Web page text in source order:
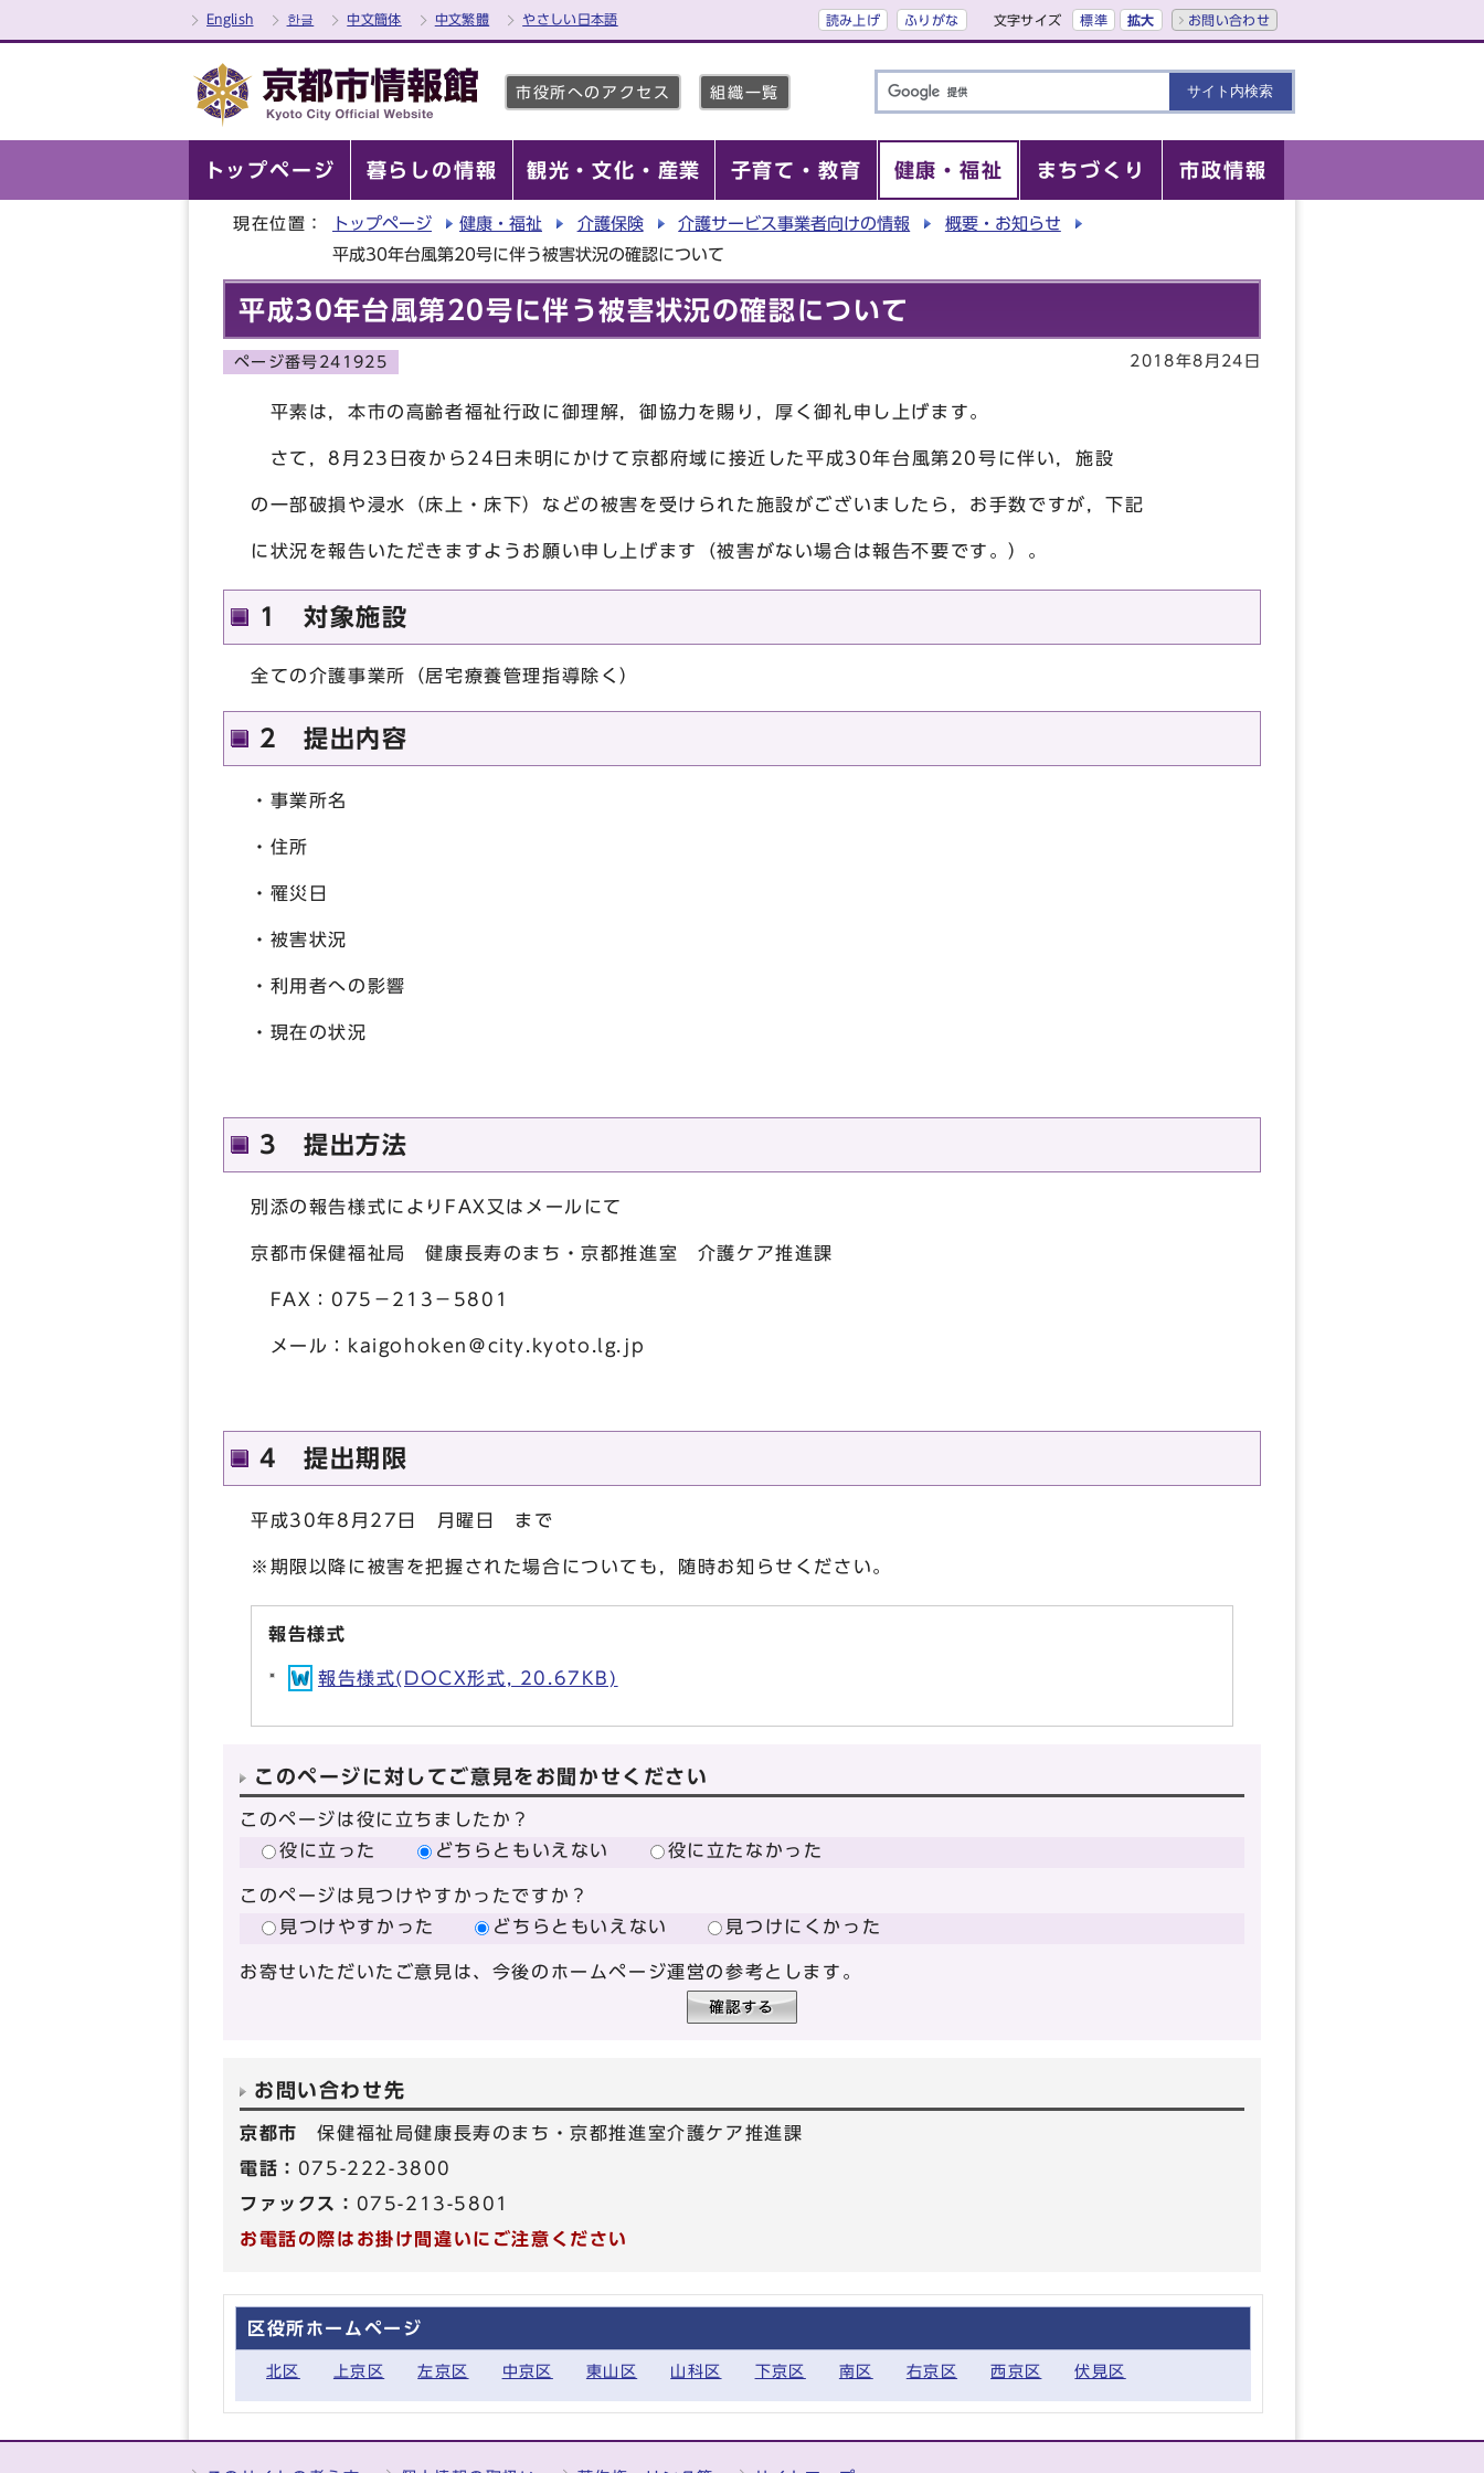
English 한글 中文簡体 中文繁體 やさしい日本語 読み上げ ふりがな 文字サイズ 標準 拡大 お問い合わせ
市役所へのアクセス 組織一覧
トップページ 暮らしの情報 観光・文化・産業 子育て・教育 健康・福祉 まちづくり 市政情報
現在位置： トップページ 健康・福祉 介護保険 介護サービス事業者向けの情報
概要・お知らせ
平成30年台風第20号に伴う被害状況の確認について
平成30年台風第20号に伴う被害状況の確認について
ページ番号241925 2018年8月24日
平素は，本市の高齢者福祉行政に御理解，御協力を賜り，厚く御礼申し上げます。
さて，8月23日夜から24日未明にかけて京都府域に接近した平成30年台風第20号に伴い，施設
の一部破損や浸水（床上・床下）などの被害を受けられた施設がございましたら，お手数ですが，下記
に状況を報告いただきますようお願い申し上げます（被害がない場合は報告不要です。）。
1 対象施設
全ての介護事業所（居宅療養管理指導除く）
2 提出内容
・事業所名
・住所
・罹災日
・被害状況
・利用者への影響
・現在の状況
3 提出方法
別添の報告様式によりFAX又はメールにて
京都市保健福祉局 健康長寿のまち・京都推進室 介護ケア推進課
FAX：075－213－5801
メール：kaigohoken＠city.kyoto.lg.jp
4 提出期限
平成30年8月27日 月曜日 まで
※期限以降に被害を把握された場合についても，随時お知らせください。
報告様式
報告様式(DOCX形式, 20.67KB)
このページに対してご意見をお聞かせください
このページは役に立ちましたか？
役に立った
どちらともいえない 役に立たなかった
このページは見つけやすかったですか？
見つけやすかった
どちらともいえない 見つけにくかった
お寄せいただいたご意見は、今後のホームページ運営の参考とします。
お問い合わせ先
京都市保健福祉局健康長寿のまち・京都推進室介護ケア推進課
電話： 075-222-3800
ファックス： 075-213-5801
お電話の際はお掛け間違いにご注意ください
区役所ホームページ
北区 上京区 左京区 中京区 東山区 山科区 下京区 南区 右京区 西京区 伏見区